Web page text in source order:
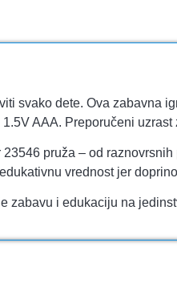
svako dete. Ova zabavna
AAA. Preporučeni
pruža – od
vrednost jer
zabavu i edukaciju na